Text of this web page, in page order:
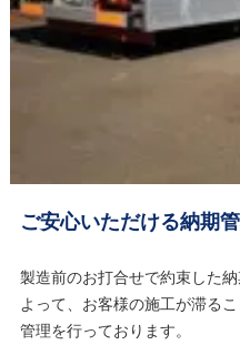
ご安心いただける納期
製造前のお打合せで約束した
よって、お客様の施工が滞る
管理を行っております。